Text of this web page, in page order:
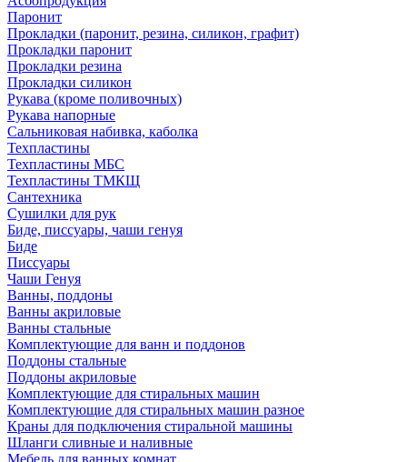
Паронит
Прокладки (паронит, резина, силикон, графит)
Прокладки паронит
Прокладки резина
Прокладки силикон
Рукава (кроме поливочных)
Рукава напорные
Сальниковая набивка, каболка
Техпластины
Техпластины МБС
Техпластины ТМКЩ
Сантехника
Сушилки для рук
Биде, писсуары, чаши генуя
Биде
Писсуары
Чаши Генуя
Ванны, поддоны
Ванны акриловые
Ванны стальные
Комплектующие для ванн и поддонов
Поддоны стальные
Поддоны акриловые
Комплектующие для стиральных машин
Комплектующие для стиральных машин разное
Краны для подключения стиральной машины
Шланги сливные и наливные
Мебель для ванных комнат